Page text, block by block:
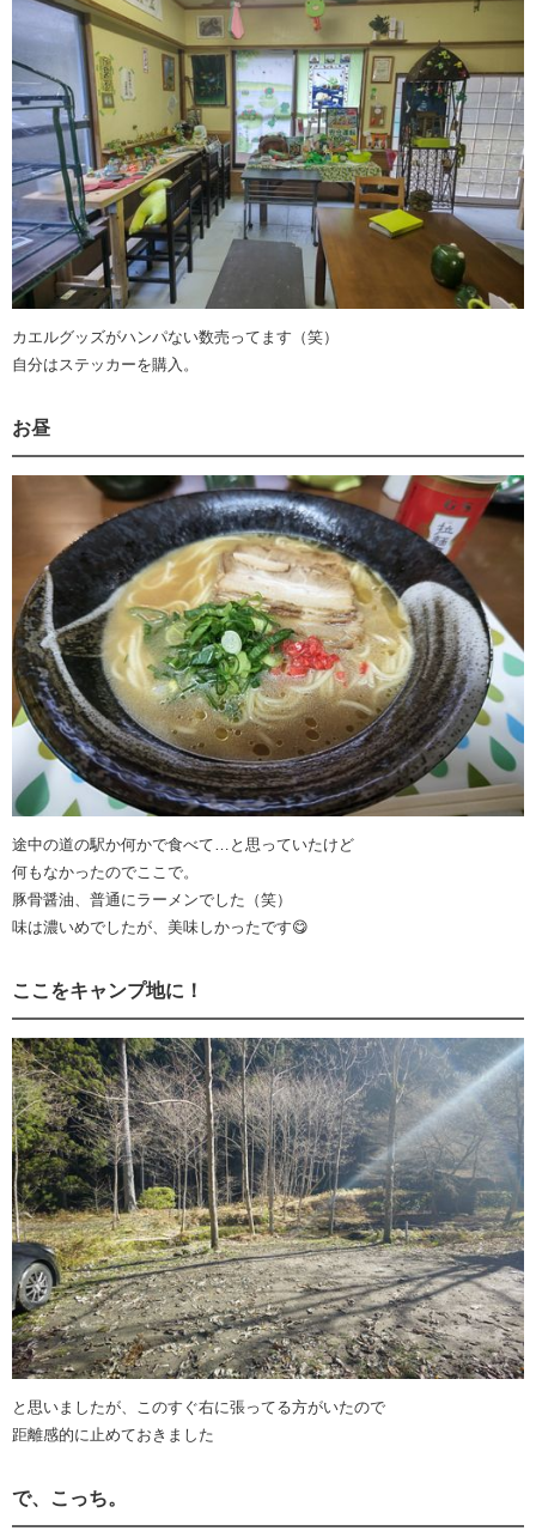
カエルグッズがハンパない数売ってます（笑）
自分はステッカーを購入。
お昼
途中の道の駅か何かで食べて…と思っていたけど
何もなかったのでここで。
豚骨醤油、普通にラーメンでした（笑）
味は濃いめでしたが、美味しかったです😋
ここをキャンプ地に！
と思いましたが、このすぐ右に張ってる方がいたので
距離感的に止めておきました
で、こっち。